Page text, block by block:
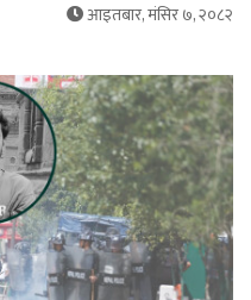
आइतबार, मंसिर ७, २०८२